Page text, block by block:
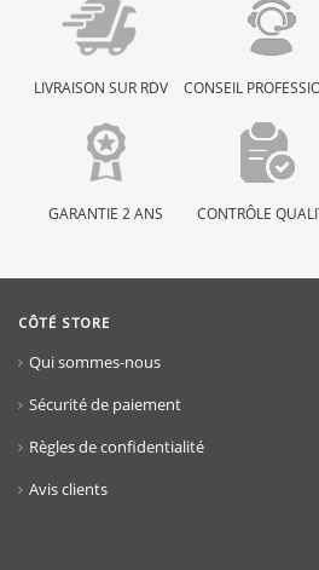
LIVRAISON SUR RDV CONSEIL
GARANTIE 2 ANS CONTRÔLE
CÔTÉ STORE
Qui sommes-nous
Sécurité de paiement
Règles de confidentialité
Avis clients